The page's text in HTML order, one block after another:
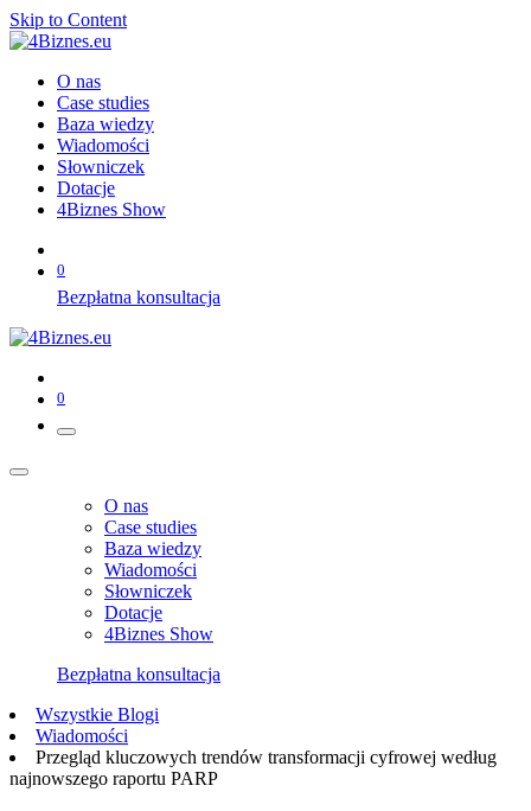
Skip to Content
O nas
Case studies
Baza wiedzy
Wiadomości
Słowniczek
Dotacje
4Biznes Show
0
Bezpłatna konsultacja
0
O nas
Case studies
Baza wiedzy
Wiadomości
Słowniczek
Dotacje
4Biznes Show
Bezpłatna konsultacja
Wszystkie Blogi
Wiadomości
Przegląd kluczowych trendów transformacji cyfrowej według
najnowszego raportu PARP